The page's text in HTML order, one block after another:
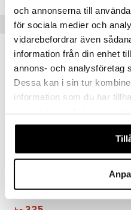
och annonserna till
för sociala medier och
vidarebefordrar även
information från din enhet
annons- och analysföretag
Dessa kan i sin tur
information som du har
våra cookies vid fortsatt
SALTE